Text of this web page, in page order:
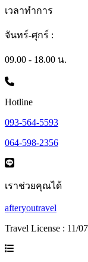
เวลาทำการ
จันทร์-ศุกร์ :
09.00 - 18.00 น.
Hotline
093-564-5593
064-598-2356
เราช่วยคุณได้
afteryoutravel
Travel License : 11/